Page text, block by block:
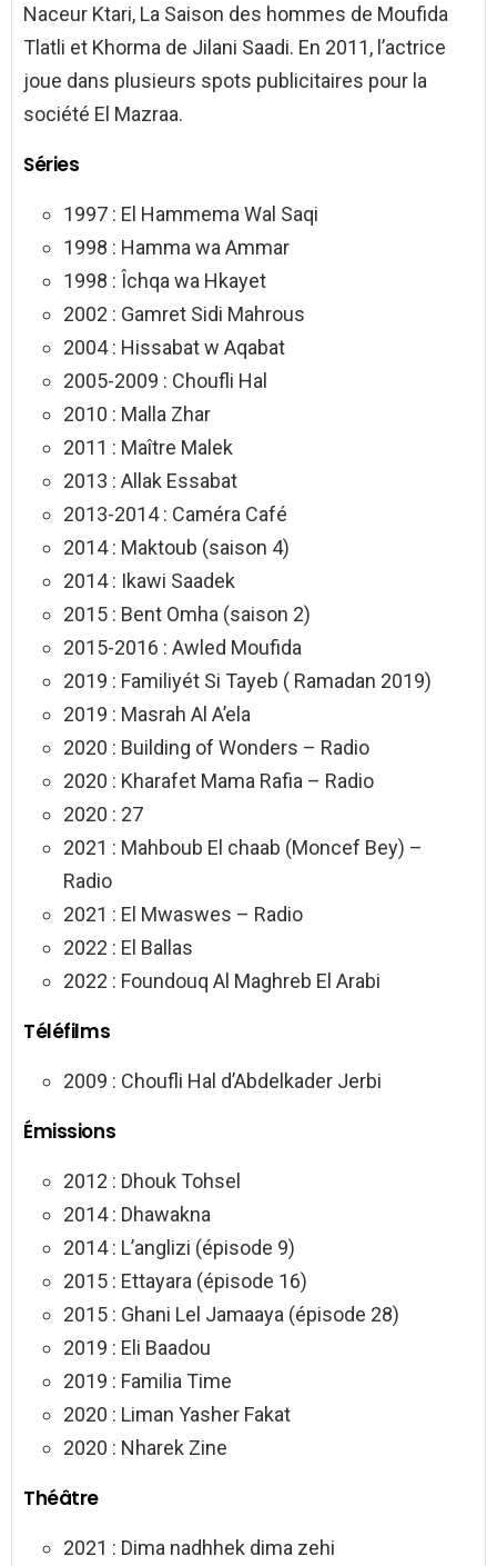
Naceur Ktari, La Saison des hommes de Moufida
Tlatli et Khorma de Jilani Saadi. En 2011, l’actrice
joue dans plusieurs spots publicitaires pour la
société El Mazraa.
Séries
1997 : El Hammema Wal Saqi
1998 : Hamma wa Ammar
1998 : Îchqa wa Hkayet
2002 : Gamret Sidi Mahrous
2004 : Hissabat w Aqabat
2005-2009 : Choufli Hal
2010 : Malla Zhar
2011 : Maître Malek
2013 : Allak Essabat
2013-2014 : Caméra Café
2014 : Maktoub (saison 4)
2014 : Ikawi Saadek
2015 : Bent Omha (saison 2)
2015-2016 : Awled Moufida
2019 : Familiyét Si Tayeb ( Ramadan 2019)
2019 : Masrah Al A’ela
2020 : Building of Wonders – Radio
2020 : Kharafet Mama Rafia – Radio
2020 : 27
2021 : Mahboub El chaab (Moncef Bey) –
Radio
2021 : El Mwaswes – Radio
2022 : El Ballas
2022 : Foundouq Al Maghreb El Arabi
Téléfilms
2009 : Choufli Hal d’Abdelkader Jerbi
Émissions
2012 : Dhouk Tohsel
2014 : Dhawakna
2014 : L’anglizi (épisode 9)
2015 : Ettayara (épisode 16)
2015 : Ghani Lel Jamaaya (épisode 28)
2019 : Eli Baadou
2019 : Familia Time
2020 : Liman Yasher Fakat
2020 : Nharek Zine
Théâtre
2021 : Dima nadhhek dima zehi